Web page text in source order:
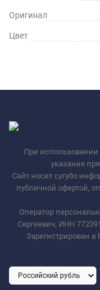
Оригинал
Цвет
При использовании
указание
Сайт носит сугубо
публичной офертой,
Оператор
Сергеевич, ИНН
Зарегистрирован